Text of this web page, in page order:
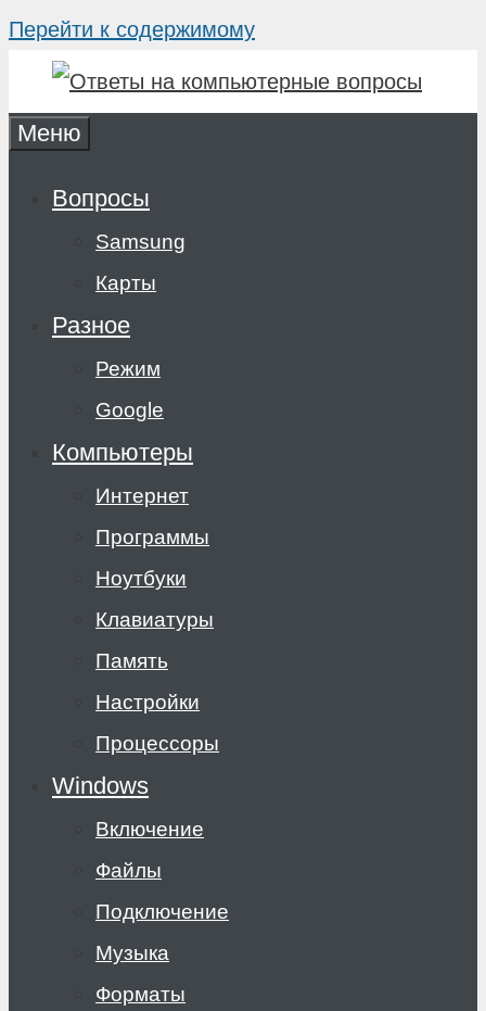
Перейти к содержимому
Меню
Вопросы
Samsung
Карты
Разное
Режим
Google
Компьютеры
Интернет
Программы
Ноутбуки
Клавиатуры
Память
Настройки
Процессоры
Windows
Включение
Файлы
Подключение
Музыка
Форматы